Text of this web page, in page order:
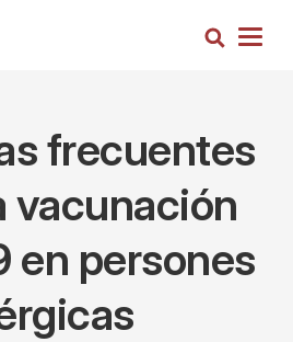
Busca
frecuentes
vacunación
en persones